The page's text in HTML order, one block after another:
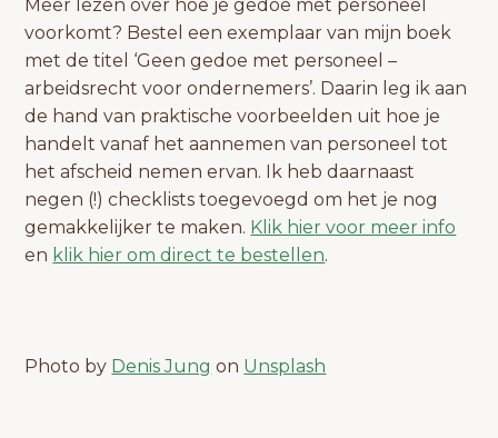
Meer lezen over hoe je gedoe met personeel
voorkomt? Bestel een exemplaar van mijn boek
met de titel ‘Geen gedoe met personeel –
arbeidsrecht voor ondernemers’. Daarin leg ik aan
de hand van praktische voorbeelden uit hoe je
handelt vanaf het aannemen van personeel tot
het afscheid nemen ervan. Ik heb daarnaast
negen (!) checklists toegevoegd om het je nog
gemakkelijker te maken. Klik hier voor meer info
en klik hier om direct te bestellen.
Photo by Denis Jung on Unsplash